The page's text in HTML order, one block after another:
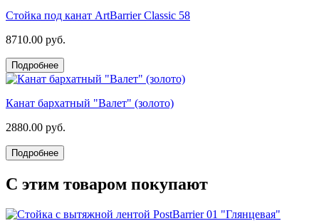
Стойка под канат ArtBarrier Classic 58
8710.00 руб.
Подробнее
Канат бархатный "Валет" (золото)
2880.00 руб.
Подробнее
С этим товаром покупают